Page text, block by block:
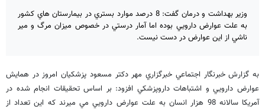
وزير بهداشت و درمان گفت: 8 درصد موارد بستري در بيمارستان هاي كشور
به علت عوارض دارويي بوده اما آمار درستي در خصوص ميزان مرگ و مير
ناشي از اين عوارض در دست نيست.
به گزارش خبرنگار اجتماعي خبرگزاري مهر دكتر مسعود پزشكيان امروز در همايش
عوارض دارويي و اشتباهات داروپزشكي افزود: بر اساس تحقيقات انجام شده در
آمريكا سالانه 98 هزار انسان به علت عوارض دارويي مي ميرند كه اين تعداد از